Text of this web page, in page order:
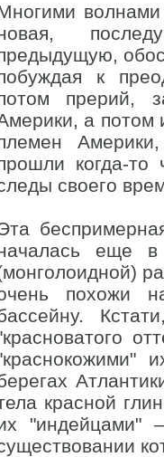
волнами
к
прерий,
а потом
когда-то
своего
еще в
похожи
красной
"индейцами"